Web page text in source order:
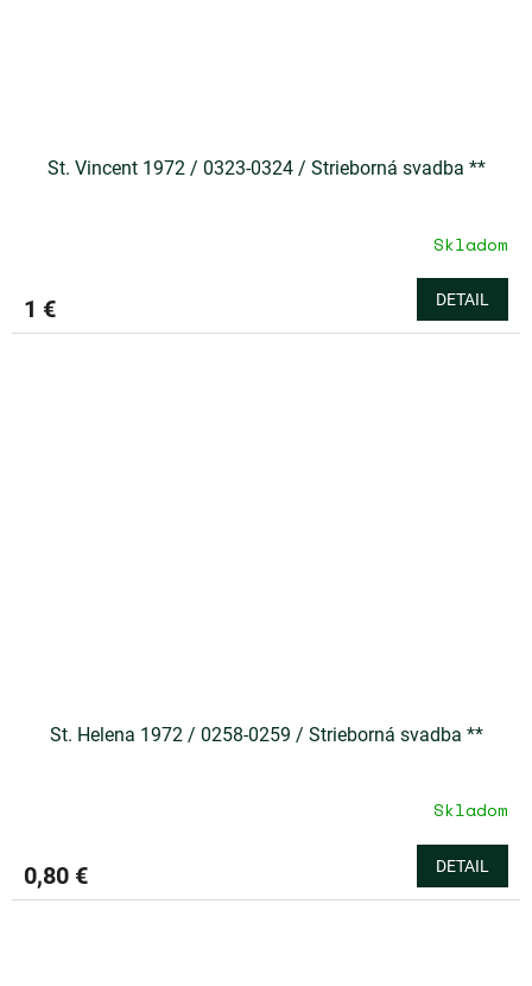
St. Vincent 1972 / 0323-0324 / Strieborná svadba **
Skladom
1 € DETAIL
St. Helena 1972 / 0258-0259 / Strieborná svadba **
Skladom
0,80 € DETAIL